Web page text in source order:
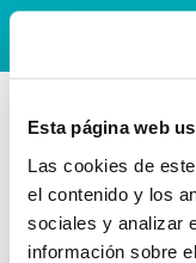
Esta página web
Las cookies de
el contenido y los
sociales y analizar
información sobre